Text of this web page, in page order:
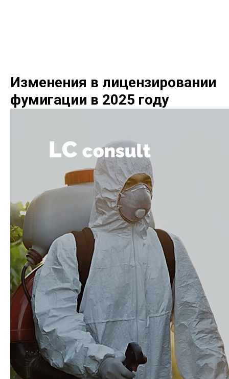
Изменения в лицензировании
фумигации в 2025 году